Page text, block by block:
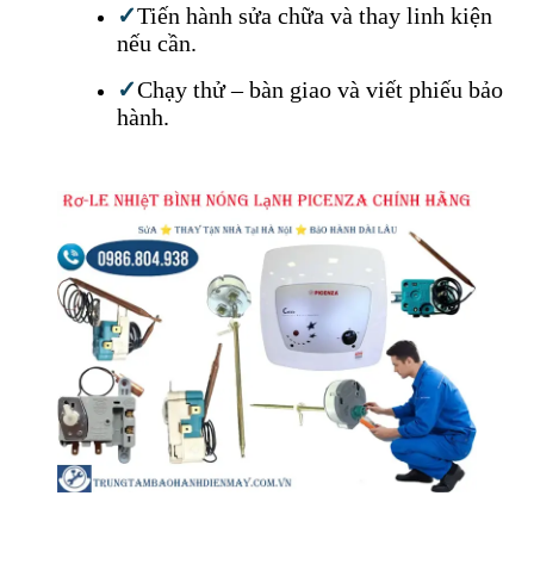
✓Tiến hành sửa chữa và thay linh kiện
nếu cần.
✓Chạy thử – bàn giao và viết phiếu bảo
hành.